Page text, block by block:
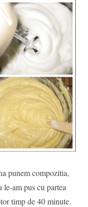
punem compozitia,
le-am pus cu partea
timp de 40 minute.